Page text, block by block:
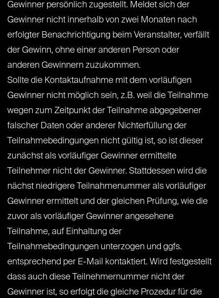
Gewinner persönlich zugestellt. Meldet sich der
Gewinner nicht innerhalb von zwei Monaten nach
erfolgter Benachrichtigung beim Veranstalter, verfällt
der Gewinn, ohne einer anderen Person oder
anderen Gewinnern zuzukommen.
Sollte die Kontaktaufnahme mit dem vorläufigen
Gewinner nicht möglich sein, z.B. weil die Teilnahme
wegen zum Zeitpunkt der Teilnahme abgegebener
falscher Daten oder anderer Nichterfüllung der
Teilnahmebedingungen nicht gültig ist, so ist dieser
zunächst als vorläufiger Gewinner ermittelte
Teilnehmer nicht der Gewinner. Stattdessen wird die
nächst niedrigere Teilnahmenummer als vorläufiger
Gewinner ermittelt und der gleichen Prüfung, wie die
zuvor als vorläufiger Gewinner angesehene
Teilnahme, auf Einhaltung der
Teilnahmebedingungen unterzogen und ggfs.
entsprechend per E-Mail kontaktiert. Wird festgestellt
dass auch diese Teilnehmernummer nicht der
Gewinner ist, so erfolgt die gleiche Prozedur für die